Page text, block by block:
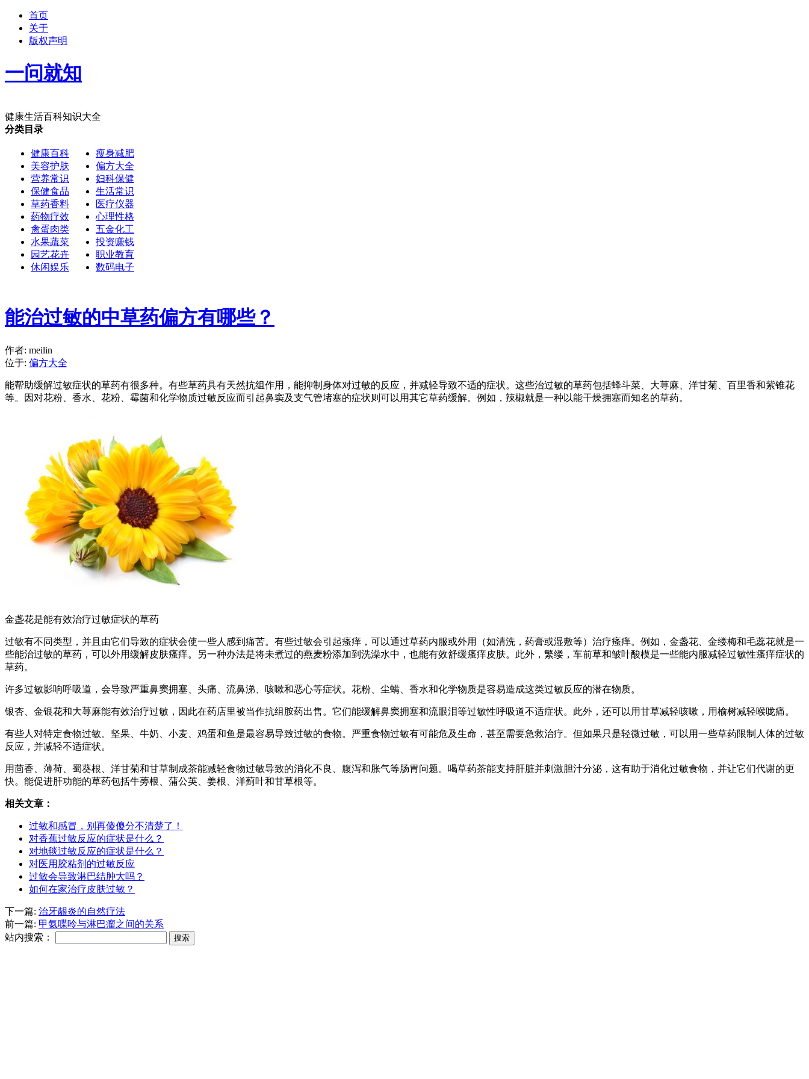
首页
关于
版权声明
一问就知
健康生活百科知识大全
分类目录
健康百科
美容护肤
营养常识
保健食品
草药香料
药物疗效
禽蛋肉类
水果蔬菜
园艺花卉
休闲娱乐
瘦身减肥
偏方大全
妇科保健
生活常识
医疗仪器
心理性格
五金化工
投资赚钱
职业教育
数码电子
能治过敏的中草药偏方有哪些？
作者: meilin
位于: 偏方大全
能帮助缓解过敏症状的草药有很多种。有些草药具有天然抗组作用，能抑制身体对过敏的反应，并减轻导致不适的症状。这些治过敏的草药包括蜂斗菜、大荨麻、洋甘菊、百里香和紫锥花
等。因对花粉、香水、花粉、霉菌和化学物质过敏反应而引起鼻窦及支气管堵塞的症状则可以用其它草药缓解。例如，辣椒就是一种以能干燥拥塞而知名的草药。
金盏花是能有效治疗过敏症状的草药
过敏有不同类型，并且由它们导致的症状会使一些人感到痛苦。有些过敏会引起瘙痒，可以通过草药内服或外用（如清洗，药膏或湿敷等）治疗瘙痒。例如，金盏花、金缕梅和毛蕊花就是一
些能治过敏的草药，可以外用缓解皮肤瘙痒。另一种办法是将未煮过的燕麦粉添加到洗澡水中，也能有效舒缓瘙痒皮肤。此外，繁缕，车前草和皱叶酸模是一些能内服减轻过敏性瘙痒症状的
草药。
许多过敏影响呼吸道，会导致严重鼻窦拥塞、头痛、流鼻涕、咳嗽和恶心等症状。花粉、尘螨、香水和化学物质是容易造成这类过敏反应的潜在物质。
银杏、金银花和大荨麻能有效治疗过敏，因此在药店里被当作抗组胺药出售。它们能缓解鼻窦拥塞和流眼泪等过敏性呼吸道不适症状。此外，还可以用甘草减轻咳嗽，用榆树减轻喉咙痛。
有些人对特定食物过敏。坚果、牛奶、小麦、鸡蛋和鱼是最容易导致过敏的食物。严重食物过敏有可能危及生命，甚至需要急救治疗。但如果只是轻微过敏，可以用一些草药限制人体的过敏
反应，并减轻不适症状。
用茴香、薄荷、蜀葵根、洋甘菊和甘草制成茶能减轻食物过敏导致的消化不良、腹泻和胀气等肠胃问题。喝草药茶能支持肝脏并刺激胆汁分泌，这有助于消化过敏食物，并让它们代谢的更
快。能促进肝功能的草药包括牛蒡根、蒲公英、姜根、洋蓟叶和甘草根等。
相关文章：
过敏和感冒，别再傻傻分不清楚了！
对香蕉过敏反应的症状是什么？
对地毯过敏反应的症状是什么？
对医用胶粘剂的过敏反应
过敏会导致淋巴结肿大吗？
如何在家治疗皮肤过敏？
下一篇: 治牙龈炎的自然疗法
前一篇: 甲氨喋呤与淋巴瘤之间的关系
站内搜索：